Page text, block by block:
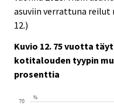
asuviin verrattuna reilut
12.)
Kuvio 12. 75 vuotta
kotitalouden tyypin
prosenttia